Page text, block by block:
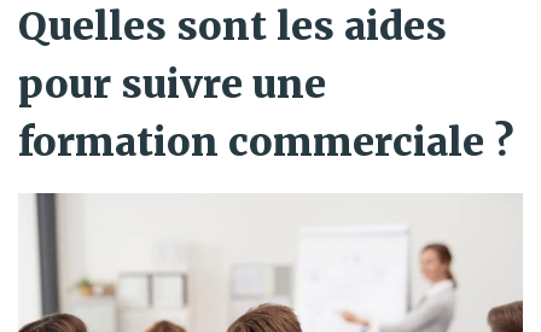
Quelles sont les aides
pour suivre une
formation commerciale ?